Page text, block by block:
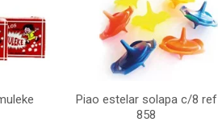
Piao estelar solapa c/8 ref
858